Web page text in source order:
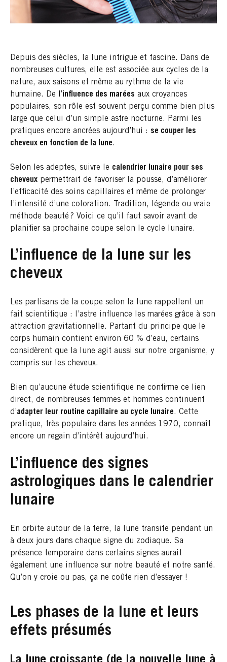
Depuis des siècles, la lune intrigue et fascine. Dans de
nombreuses cultures, elle est associée aux cycles de la
nature, aux saisons et même au rythme de la vie
humaine. De
l’influence des marées aux croyances
populaires, son rôle est souvent perçu comme bien plus
large que celui d’un simple astre nocturne. Parmi les
pratiques encore ancrées aujourd’hui : se couper les
cheveux en fonction de la lune.
Selon les adeptes, suivre le calendrier lunaire pour ses
cheveux permettrait de favoriser la pousse, d’améliorer
l’efficacité des soins capillaires et même de prolonger
l’intensité d’une coloration. Tradition, légende ou vraie
méthode beauté ? Voici ce qu’il faut savoir avant de
planifier sa prochaine coupe selon le cycle lunaire.
L’influence de la lune sur les
cheveux
Les partisans de la coupe selon la lune rappellent un
fait scientifique : l’astre influence les marées grâce à son
attraction gravitationnelle. Partant du principe que le
corps humain contient environ 60 % d’eau, certains
considèrent que la lune agit aussi sur notre organisme, y
compris sur les cheveux.
Bien qu’aucune étude scientifique ne confirme ce lien
direct, de nombreuses femmes et hommes continuent
d’adapter leur routine capillaire au cycle lunaire. Cette
pratique, très populaire dans les années 1970, connaît
encore un regain d’intérêt aujourd’hui.
L’influence des signes
astrologiques dans le calendrier
lunaire
En orbite autour de la terre, la lune transite pendant un
à deux jours dans chaque signe du zodiaque. Sa
présence temporaire dans certains signes aurait
également une influence sur notre beauté et notre santé.
Qu’on y croie ou pas, ça ne coûte rien d’essayer !
Les phases de la lune et leurs
effets présumés